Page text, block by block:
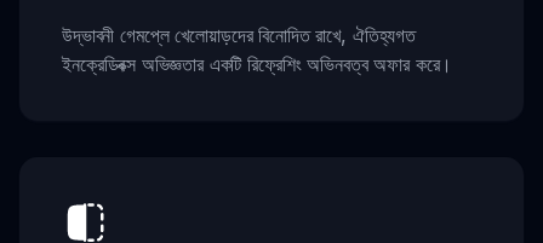
উদ্ভাবনী গেমপ্লে খেলোয়াড়দের বিনোদিত রাখে, ঐতিহ্যগত
ইনক্রেডিবক্স অভিজ্ঞতার একটি রিফ্রেশিং অভিনবত্ব অফার করে।